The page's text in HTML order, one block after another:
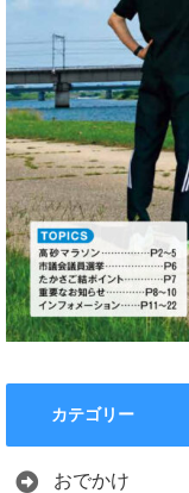
カテゴリー
おでかけ